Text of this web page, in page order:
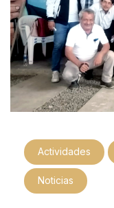
Actividades
Noticias